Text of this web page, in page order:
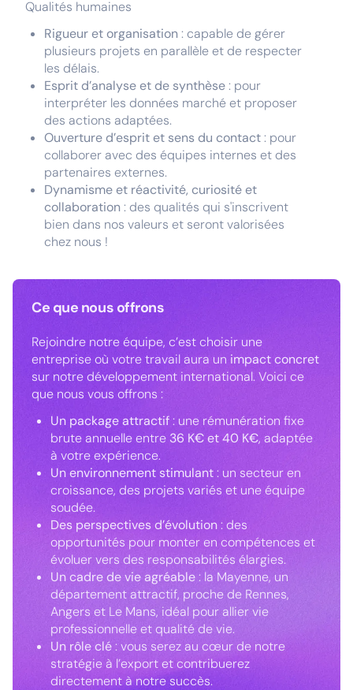
Qualités humaines
Rigueur et organisation: capable de gérer
plusieurs projets en parallèle et de respecter
les délais.
Esprit d’analyse et de synthèse: pour
interpréter les données marché et proposer
des actions adaptées.
Ouverture d’esprit et sens du contact: pour
collaborer avec des équipes internes et des
partenaires externes.
Dynamisme et réactivité, curiosité et
collaboration: des qualités qui s'inscrivent
bien dans nos valeurs et seront valorisées
chez nous !
Ce que nous offrons
Rejoindre notre équipe, c’est choisir une
entreprise où votre travail aura un impact concret
sur notre développement international. Voici ce
que nous vous offrons :
Un package attractif: une rémunération fixe
brute annuelle entre 36 K€ et 40 K€, adaptée
à votre expérience.
Un environnement stimulant: un secteur en
croissance, des projets variés et une équipe
soudée.
Des perspectives d’évolution: des
opportunités pour monter en compétences et
évoluer vers des responsabilités élargies.
Un cadre de vie agréable: la Mayenne, un
département attractif, proche de Rennes,
Angers et Le Mans, idéal pour allier vie
professionnelle et qualité de vie.
Un rôle clé: vous serez au cœur de notre
stratégie à l’export et contribuerez
directement à notre succès.